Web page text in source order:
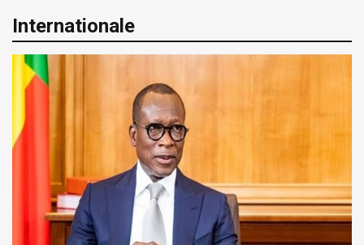
Internationale